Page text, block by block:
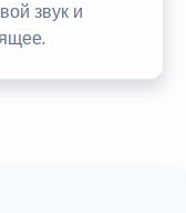
звук и